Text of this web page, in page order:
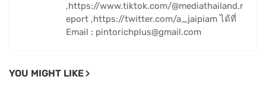
,https://www.tiktok.com/@mediathailand.r
eport ,https://twitter.com/a_jaipiam ได้ที่
Email : pintorichplus@gmail.com
YOU MIGHT LIKE